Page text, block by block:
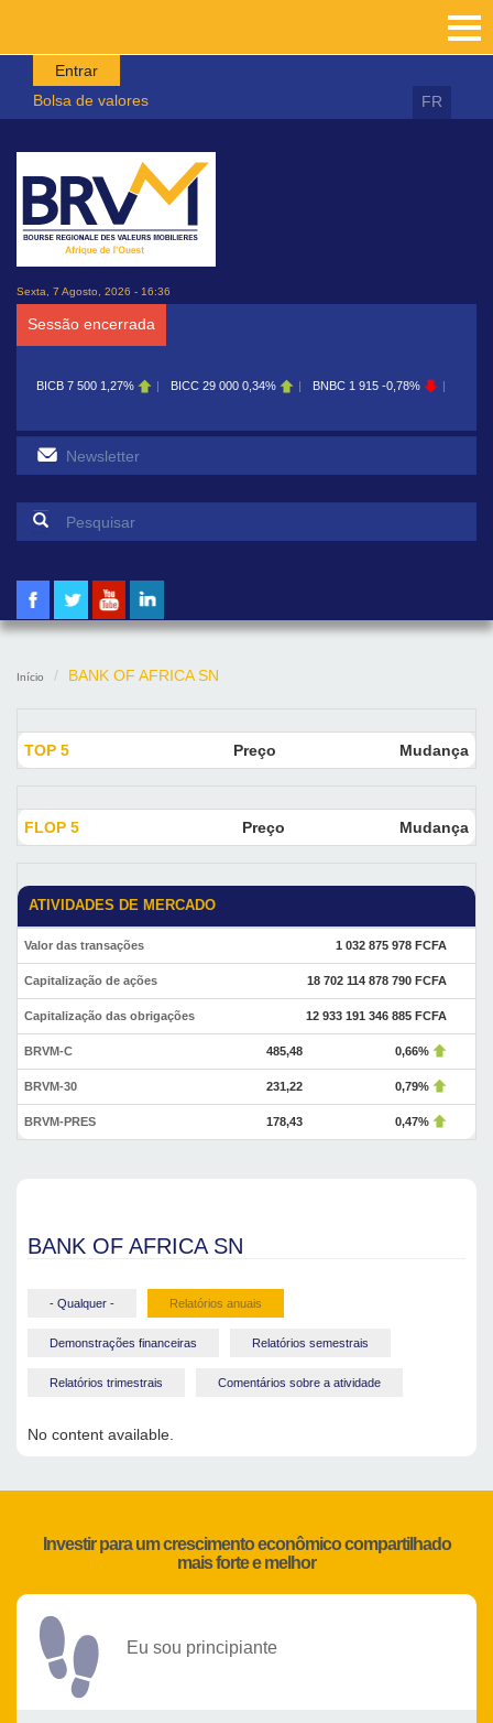
Passar para o conteúdo principal
Entrar
Bolsa de valores
FR
Sexta, 7 Agosto, 2026 - 16:36
Sessão encerrada
BICB 7 500 1,27% BICC 29 000 0,34% BNBC 1 915 -0,78%
Formulário de pesquisa
Início BANK OF AFRICA SN
TOP 5 Preço Mudança
FLOP 5 Preço Mudança
ATIVIDADES DE MERCADO
Valor das transações 1 032 875 978 FCFA
Capitalização de ações 18 702 114 878 790 FCFA
Capitalização das obrigações 12 933 191 346 885 FCFA
BRVM-C 485,48 0,66%
BRVM-30 231,22 0,79%
BRVM-PRES 178,43 0,47%
BANK OF AFRICA SN
- Qualquer - Relatórios anuais
Demonstrações financeiras Relatórios semestrais
Relatórios trimestrais Comentários sobre a atividade
No content available.
Investir para um crescimento econômico compartilhado
mais forte e melhor
Eu sou principiante